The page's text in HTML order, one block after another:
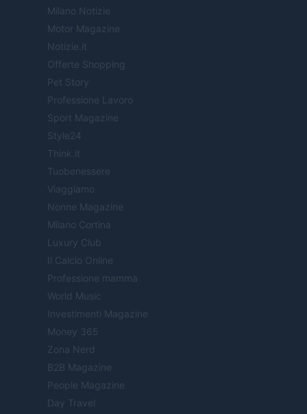
Milano Notizie
Motor Magazine
Notizie.it
Offerte Shopping
Pet Story
Professione Lavoro
Sport Magazine
Style24
Think.it
Tuobenessere
Viaggiamo
Nonne Magazine
Milano Cortina
Luxury Club
Il Calcio Online
Professione mamma
World Music
Investimenti Magazine
Money 365
Zona Nerd
B2B Magazine
People Magazine
Day Travel